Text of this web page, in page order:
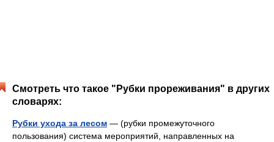
Смотреть что такое "Рубки прореживания" в других
словарях:
Рубки ухода за лесом — (рубки промежуточного
пользования) система мероприятий, направленных на